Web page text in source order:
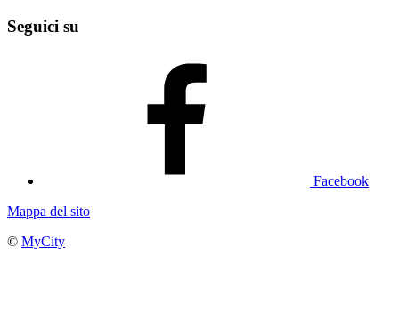
Seguici su
Facebook
Mappa del sito
© MyCity